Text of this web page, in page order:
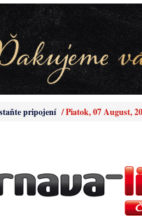
pripojení /Piatok, 07 August,